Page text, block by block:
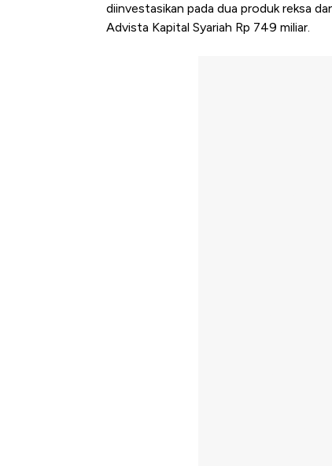
diinvestasikan pada dua produk reksa
Advista Kapital Syariah Rp 749 miliar.